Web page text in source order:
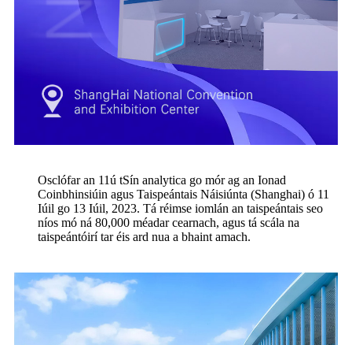
Osclófar an 11ú tSín analytica go mór ag an Ionad
Coinbhinsiúin agus Taispeántais Náisiúnta (Shanghai) ó 11
Iúil go 13 Iúil, 2023. Tá réimse iomlán an taispeántais seo
níos mó ná 80,000 méadar cearnach, agus tá scála na
taispeántóirí tar éis ard nua a bhaint amach.